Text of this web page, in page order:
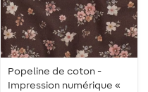
Popeline de coton -
Impression numérique «